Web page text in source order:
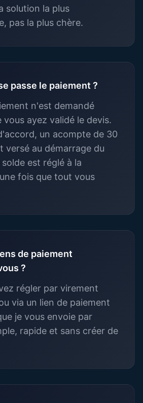
solution la plus
pas la plus chère.
passe le paiement ?
n'est demandé
vous ayez validé le devis.
un acompte de 30
versé au démarrage du
est réglé à la
fois que tout vous
de paiement
?
régler par virement
via un lien de paiement
je vous envoie par
rapide et sans créer de